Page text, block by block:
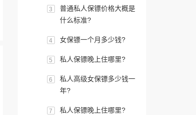
3
普通私人保镖价格大概是
什么标准?
4 女保镖一个月多少钱?
5 私人保镖晚上住哪里?
6
私人高级女保镖多少钱一
年?
7 私人保镖晚上住哪里?